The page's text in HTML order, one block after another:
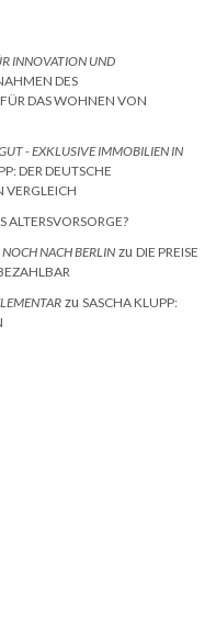
INNOVATION UND
DES W
DAS WOHNEN VON M
- EXKLUSIVE IMMOBILIEN IN
DER DEUTSCHE
ALTERSVORSORGE?
NACH BERLIN zu DIE PREISE
zu SASCHA KLUPP: